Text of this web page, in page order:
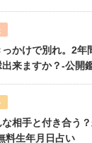
かけで別れ。2年
来ますか？-公開
相手と付き合う
料生年月日占い